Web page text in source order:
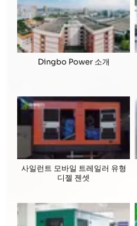
Dingbo Power 소개
사일런트 모바일 트레일러 유형
디젤 젠셋